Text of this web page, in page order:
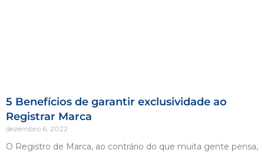
5 Benefícios de garantir exclusividade ao
Registrar Marca
dezembro 6, 2022
O Registro de Marca, ao contrário do que muita gente pensa,